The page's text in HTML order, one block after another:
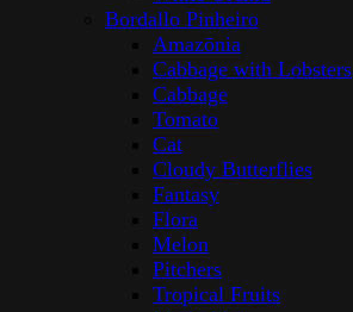
Bordallo Pinheiro
Amazōnia
Cabbage with Lobsters
Cabbage
Tomato
Cat
Cloudy Butterflies
Fantasy
Flora
Melon
Pitchers
Tropical Fruits